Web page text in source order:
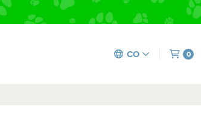
CO 0